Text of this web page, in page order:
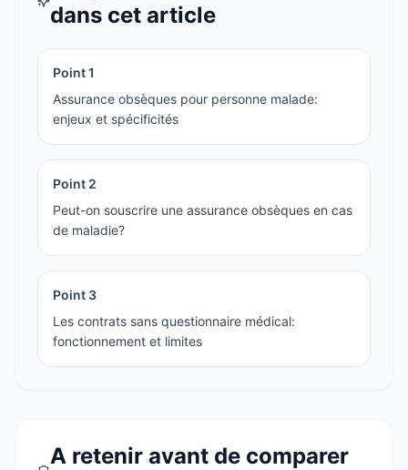
dans cet article
Point1
Assurance obsèques pour personne malade:
enjeux et spécificités
Point 2
Peut-on souscrire une assurance obsèques en cas
de maladie?
Point 3
Les contrats sans questionnaire médical:
fonctionnement et limites
A retenir avant de comparer